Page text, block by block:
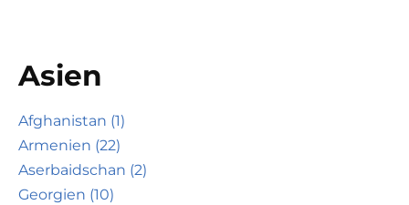
Asien
Afghanistan (1)
Armenien (22)
Aserbaidschan (2)
Georgien (10)